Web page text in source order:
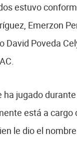
estuvo
Emerzon
David Poveda
jugado
está a
le dio el